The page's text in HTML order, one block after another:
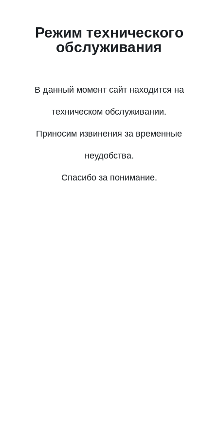
Режим технического
обслуживания
В данный момент сайт находится на
техническом обслуживании.
Приносим извинения за временные
неудобства.
Спасибо за понимание.